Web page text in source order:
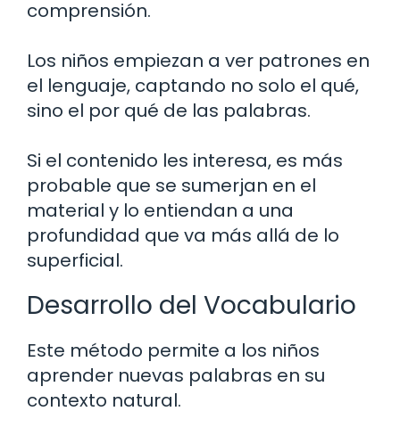
comprensión.
Los niños empiezan a ver patrones en
el lenguaje, captando no solo el qué,
sino el por qué de las palabras.
Si el contenido les interesa, es más
probable que se sumerjan en el
material y lo entiendan a una
profundidad que va más allá de lo
superficial.
Desarrollo del Vocabulario
Este método permite a los niños
aprender nuevas palabras en su
contexto natural.